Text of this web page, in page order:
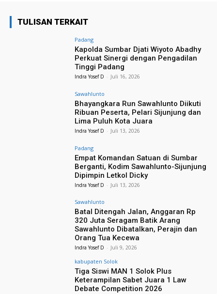
TULISAN TERKAIT
Padang
Kapolda Sumbar Djati Wiyoto Abadhy
Perkuat Sinergi dengan Pengadilan
Tinggi Padang
Indra Yosef D - Juli 16, 2026
Sawahlunto
Bhayangkara Run Sawahlunto Diikuti
Ribuan Peserta, Pelari Sijunjung dan
Lima Puluh Kota Juara
Indra Yosef D - Juli 13, 2026
Padang
Empat Komandan Satuan di Sumbar
Berganti, Kodim Sawahlunto-Sijunjung
Dipimpin Letkol Dicky
Indra Yosef D - Juli 13, 2026
Sawahlunto
Batal Ditengah Jalan, Anggaran Rp
320 Juta Seragam Batik Arang
Sawahlunto Dibatalkan, Perajin dan
Orang Tua Kecewa
Indra Yosef D - Juli 9, 2026
kabupaten Solok
Tiga Siswi MAN 1 Solok Plus
Keterampilan Sabet Juara 1 Law
Debate Competition 2026